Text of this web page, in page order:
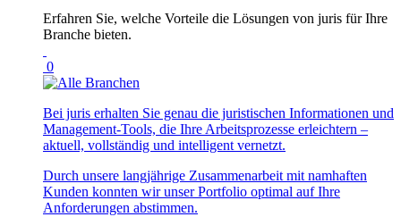
Erfahren Sie, welche Vorteile die Lösungen von juris für Ihre
Branche bieten.
0
Bei juris erhalten Sie genau die juristischen Informationen und
Management-Tools, die Ihre Arbeitsprozesse erleichtern –
aktuell, vollständig und intelligent vernetzt.
Durch unsere langjährige Zusammenarbeit mit namhaften
Kunden konnten wir unser Portfolio optimal auf Ihre
Anforderungen abstimmen.